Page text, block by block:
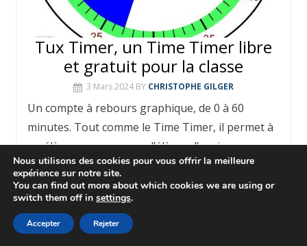
Tux Timer, un Time Timer libre
et gratuit pour la classe
3 Mars 2024 BY CHRISTOPHE GILGER
Un compte à rebours graphique, de 0 à 60
minutes. Tout comme le Time Timer, il permet à
un élève ou un groupe d’élèves d’avoir
Read More
Nous utilisons des cookies pour vous offrir la meilleure
expérience sur notre site.
You can find out more about which cookies we are using or
switch them off in settings.
Accepter Rejeter